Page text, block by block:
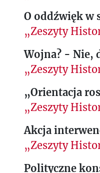
O oddźwięk w
„Zeszyty
Wojna? - Nie,
„Zeszyty
„Orientacja
„Zeszyty
Akcja
„Zeszyty
Polityczne